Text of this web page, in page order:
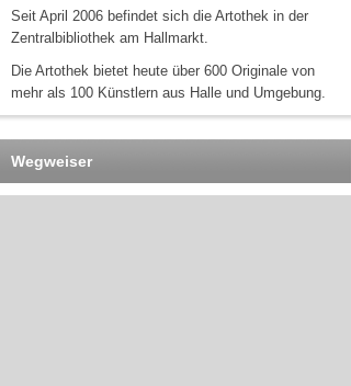
Seit April 2006 befindet sich die Artothek in der
Zentralbibliothek am Hallmarkt.
Die Artothek bietet heute über 600 Originale von
mehr als 100 Künstlern aus Halle und Umgebung.
Wegweiser